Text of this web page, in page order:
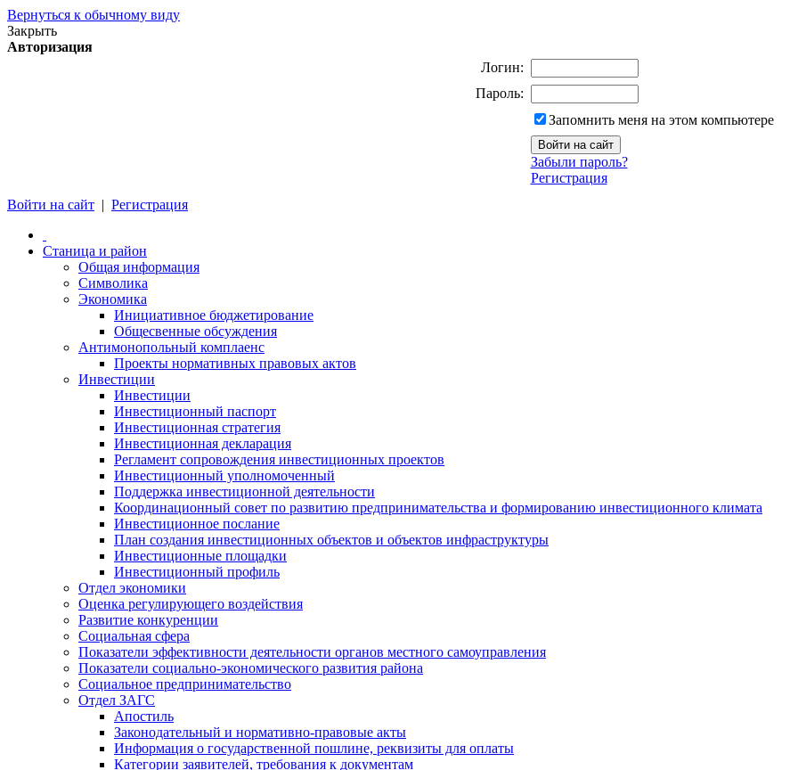
Вернуться к обычному виду
Закрыть
Авторизация
Логин:
Пароль:
Запомнить меня на этом компьютере
Забыли пароль?
Регистрация
Войти на сайт | Регистрация
Станица и район
Общая информация
Символика
Экономика
Инициативное бюджетирование
Общесвенные обсуждения
Антимонопольный комплаенс
Проекты нормативных правовых актов
Инвестиции
Инвестиции
Инвестиционный паспорт
Инвестиционная стратегия
Инвестиционная декларация
Регламент сопровождения инвестиционных проектов
Инвестиционный уполномоченный
Поддержка инвестиционной деятельности
Координационный совет по развитию предпринимательства и формированию инвестиционного климата
Инвестиционное послание
План создания инвестиционных объектов и объектов инфраструктуры
Инвестиционные площадки
Инвестиционный профиль
Отдел экономики
Оценка регулирующего воздействия
Развитие конкуренции
Социальная сфера
Показатели эффективности деятельности органов местного самоуправления
Показатели социально-экономического развития района
Социальное предпринимательство
Отдел ЗАГС
Апостиль
Законодательный и нормативно-правовые акты
Информация о государственной пошлине, реквизиты для оплаты
Категории заявителей, требования к документам